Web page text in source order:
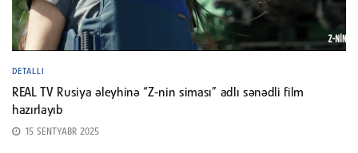
DETALLI
REAL TV Rusiya əleyhinə “Z-nin siması” adlı sənədli film
hazırlayıb
15 SENTYABR 2025